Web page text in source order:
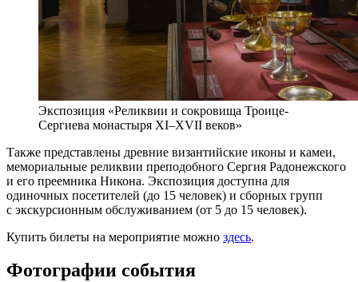
Экспозиция «Реликвии и сокровища Троице-
Сергиева монастыря XI–XVII веков»
Также представлены древние византийские иконы и камеи,
мемориальные реликвии преподобного Сергия Радонежского
и его преемника Никона. Экспозиция доступна для
одиночных посетителей (до 15 человек) и сборных групп
с экскурсионным обслуживанием (от 5 до 15 человек).
Купить билеты на мероприятие можно здесь.
Фотографии события